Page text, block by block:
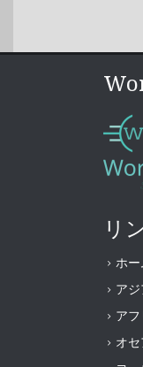
リ
ホー
ア
ア
オ